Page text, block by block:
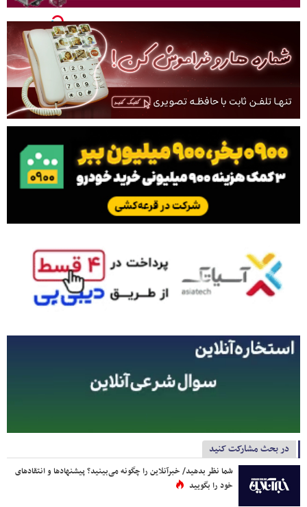
در بحث مشارکت کنید
شما نظر بدهید/ خبرآنلاین را چگونه می‌بینید؟ پیشنهادها و انتقادهای
خود را بگویید